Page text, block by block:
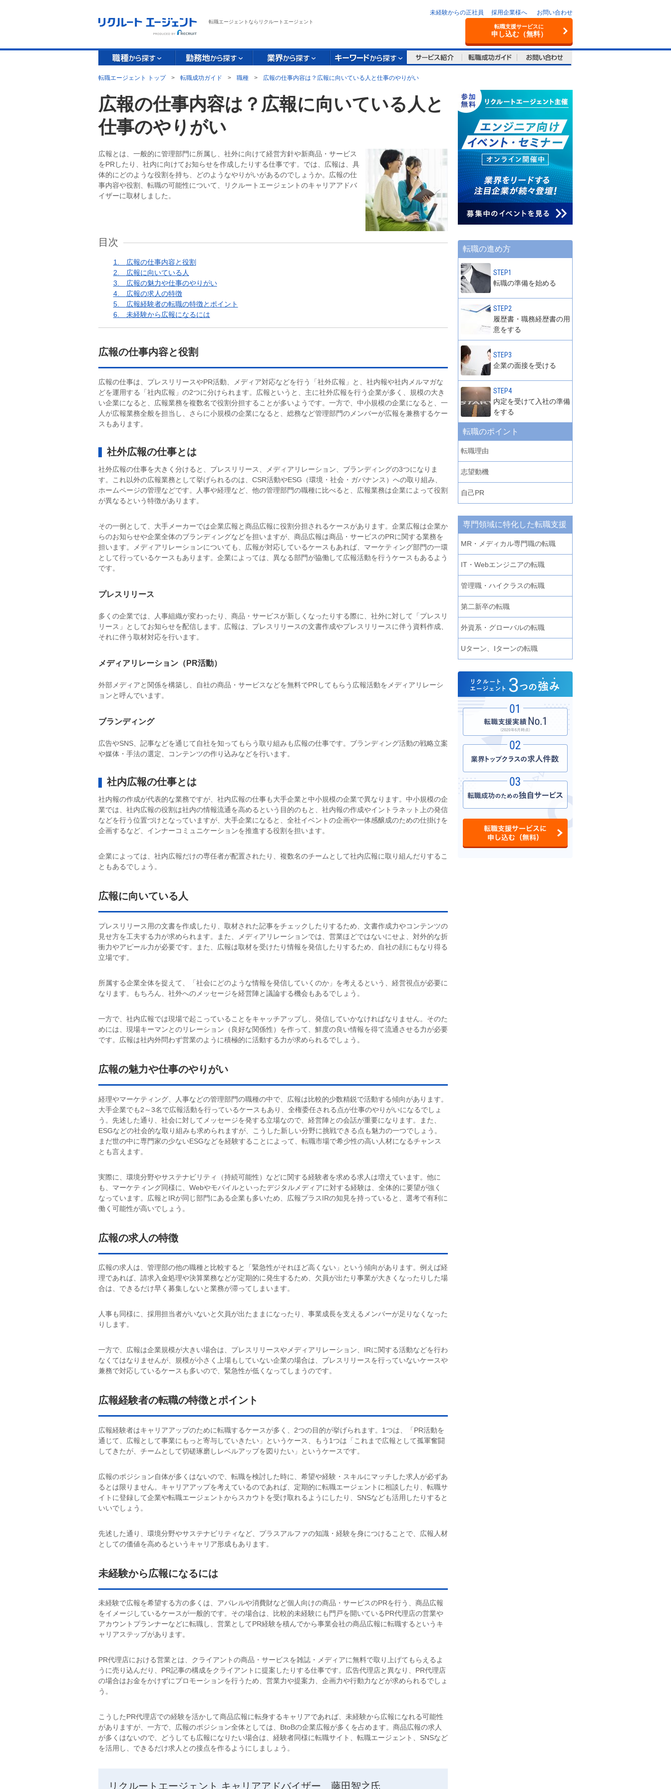
転職エージェントならリクルートエージェント
未経験からの正社員 採用企業様へ お問い合わせ
転職支援サービスに
申し込む（無料）
転職エージェント トップ > 転職成功ガイド > 職種 > 広報の仕事内容は？広報に向いている人と仕事のやりがい
広報の仕事内容は？広報に向いている人と
仕事のやりがい
広報とは、一般的に管理部門に所属し、社外に向けて経営方針や新商品・サービス
をPRしたり、社内に向けてお知らせを作成したりする仕事です。では、広報は、具
体的にどのような役割を持ち、どのようなやりがいがあるのでしょうか。広報の仕
事内容や役割、転職の可能性について、リクルートエージェントのキャリアアドバ
イザーに取材しました。
目次
1. 広報の仕事内容と役割
2. 広報に向いている人
3. 広報の魅力や仕事のやりがい
4. 広報の求人の特徴
5. 広報経験者の転職の特徴とポイント
6. 未経験から広報になるには
広報の仕事内容と役割
広報の仕事は、プレスリリースやPR活動、メディア対応などを行う「社外広報」と、社内報や社内メルマガな
どを運用する「社内広報」の2つに分けられます。広報というと、主に社外広報を行う企業が多く、規模の大き
い企業になると、広報業務を複数名で役割分担することが多いようです。一方で、中小規模の企業になると、一
人が広報業務全般を担当し、さらに小規模の企業になると、総務など管理部門のメンバーが広報を兼務するケー
スもあります。
社外広報の仕事とは
社外広報の仕事を大きく分けると、プレスリリース、メディアリレーション、ブランディングの3つになりま
す。これ以外の広報業務として挙げられるのは、CSR活動やESG（環境・社会・ガバナンス）への取り組み、
ホームページの管理などです。人事や経理など、他の管理部門の職種に比べると、広報業務は企業によって役割
が異なるという特徴があります。
その一例として、大手メーカーでは企業広報と商品広報に役割分担されるケースがあります。企業広報は企業か
らのお知らせや企業全体のブランディングなどを担いますが、商品広報は商品・サービスのPRに関する業務を
担います。メディアリレーションについても、広報が対応しているケースもあれば、マーケティング部門の一環
として行っているケースもあります。企業によっては、異なる部門が協働して広報活動を行うケースもあるよう
です。
プレスリリース
多くの企業では、人事組織が変わったり、商品・サービスが新しくなったりする際に、社外に対して「プレスリ
リース」としてお知らせを配信します。広報は、プレスリリースの文書作成やプレスリリースに伴う資料作成、
それに伴う取材対応を行います。
メディアリレーション（PR活動）
外部メディアと関係を構築し、自社の商品・サービスなどを無料でPRしてもらう広報活動をメディアリレーシ
ョンと呼んでいます。
ブランディング
広告やSNS、記事などを通じて自社を知ってもらう取り組みも広報の仕事です。ブランディング活動の戦略立案
や媒体・手法の選定、コンテンツの作り込みなどを行います。
社内広報の仕事とは
社内報の作成が代表的な業務ですが、社内広報の仕事も大手企業と中小規模の企業で異なります。中小規模の企
業では、社内広報の役割は社内の情報流通を高めるという目的のもと、社内報の作成やイントラネット上の発信
などを行う位置づけとなっていますが、大手企業になると、全社イベントの企画や一体感醸成のための仕掛けを
企画するなど、インナーコミュニケーションを推進する役割を担います。
企業によっては、社内広報だけの専任者が配置されたり、複数名のチームとして社内広報に取り組んだりするこ
ともあるでしょう。
広報に向いている人
プレスリリース用の文書を作成したり、取材された記事をチェックしたりするため、文書作成力やコンテンツの
見せ方を工夫する力が求められます。また、メディアリレーションでは、営業ほどではないにせよ、対外的な折
衝力やアピール力が必要です。また、広報は取材を受けたり情報を発信したりするため、自社の顔にもなり得る
立場です。
所属する企業全体を捉えて、「社会にどのような情報を発信していくのか」を考えるという、経営視点が必要に
なります。もちろん、社外へのメッセージを経営陣と議論する機会もあるでしょう。
一方で、社内広報では現場で起こっていることをキャッチアップし、発信していかなければなりません。そのた
めには、現場キーマンとのリレーション（良好な関係性）を作って、鮮度の良い情報を得て流通させる力が必要
です。広報は社内外問わず営業のように積極的に活動する力が求められるでしょう。
広報の魅力や仕事のやりがい
経理やマーケティング、人事などの管理部門の職種の中で、広報は比較的少数精鋭で活動する傾向があります。
大手企業でも2～3名で広報活動を行っているケースもあり、全権委任される点が仕事のやりがいになるでしょ
う。先述した通り、社会に対してメッセージを発する立場なので、経営陣との会話が重要になります。また、
ESGなどの社会的な取り組みも求められますが、こうした新しい分野に挑戦できる点も魅力の一つでしょう。
まだ世の中に専門家の少ないESGなどを経験することによって、転職市場で希少性の高い人材になるチャンス
とも言えます。
実際に、環境分野やサステナビリティ（持続可能性）などに関する経験者を求める求人は増えています。他に
も、マーケティング同様に、Webやモバイルといったデジタルメディアに対する経験は、全体的に要望が強く
なっています。広報とIRが同じ部門にある企業も多いため、広報プラスIRの知見を持っていると、選考で有利に
働く可能性が高いでしょう。
広報の求人の特徴
広報の求人は、管理部の他の職種と比較すると「緊急性がそれほど高くない」という傾向があります。例えば経
理であれば、請求入金処理や決算業務などが定期的に発生するため、欠員が出たり事業が大きくなったりした場
合は、できるだけ早く募集しないと業務が滞ってしまいます。
人事も同様に、採用担当者がいないと欠員が出たままになったり、事業成長を支えるメンバーが足りなくなった
りします。
一方で、広報は企業規模が大きい場合は、プレスリリースやメディアリレーション、IRに関する活動などを行わ
なくてはなりませんが、規模が小さく上場もしていない企業の場合は、プレスリリースを行っていないケースや
兼務で対応しているケースも多いので、緊急性が低くなってしまうのです。
広報経験者の転職の特徴とポイント
広報経験者はキャリアアップのために転職するケースが多く、2つの目的が挙げられます。1つは、「PR活動を
通じて、広報として事業にもっと寄与していきたい」というケース、もう1つは「これまで広報として孤軍奮闘
してきたが、チームとして切磋琢磨しレベルアップを図りたい」というケースです。
広報のポジション自体が多くはないので、転職を検討した時に、希望や経験・スキルにマッチした求人が必ずあ
るとは限りません。キャリアアップを考えているのであれば、定期的に転職エージェントに相談したり、転職サ
イトに登録して企業や転職エージェントからスカウトを受け取れるようにしたり、SNSなども活用したりすると
いいでしょう。
先述した通り、環境分野やサステナビリティなど、プラスアルファの知識・経験を身につけることで、広報人材
としての価値を高めるというキャリア形成もあります。
未経験から広報になるには
未経験で広報を希望する方の多くは、アパレルや消費財など個人向けの商品・サービスのPRを行う、商品広報
をイメージしているケースが一般的です。その場合は、比較的未経験にも門戸を開いているPR代理店の営業や
アカウントプランナーなどに転職し、営業としてPR経験を積んでから事業会社の商品広報に転職するというキ
ャリアステップがあります。
PR代理店における営業とは、クライアントの商品・サービスを雑誌・メディアに無料で取り上げてもらえるよ
うに売り込んだり、PR記事の構成をクライアントに提案したりする仕事です。広告代理店と異なり、PR代理店
の場合はお金をかけずにプロモーションを行うため、営業力や提案力、企画力や行動力などが求められるでしょ
う。
こうしたPR代理店での経験を活かして商品広報に転身するキャリアであれば、未経験から広報になれる可能性
がありますが、一方で、広報のポジション全体としては、BtoBの企業広報が多くを占めます。商品広報の求人
が多くはないので、どうしても広報になりたい場合は、経験者同様に転職サイト、転職エージェント、SNSなど
を活用し、できるだけ求人との接点を作るようにしましょう。
リクルートエージェント キャリアアドバイザー 藤田智之氏
転職の進め方
STEP1
転職の準備を始める
STEP2
履歴書・職務経歴書の用
意をする
STEP3
企業の面接を受ける
STEP4
内定を受けて入社の準備
をする
転職のポイント
転職理由
志望動機
自己PR
専門領域に特化した転職支援
MR・メディカル専門職の転職
IT・Webエンジニアの転職
管理職・ハイクラスの転職
第二新卒の転職
外資系・グローバルの転職
Uターン、Iターンの転職